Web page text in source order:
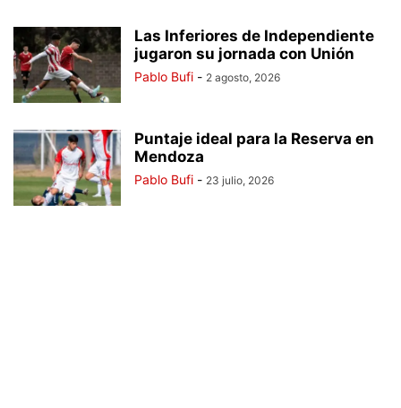
Las Inferiores de Independiente
jugaron su jornada con Unión
Pablo Bufi - 2 agosto, 2026
Puntaje ideal para la Reserva en
Mendoza
Pablo Bufi - 23 julio, 2026